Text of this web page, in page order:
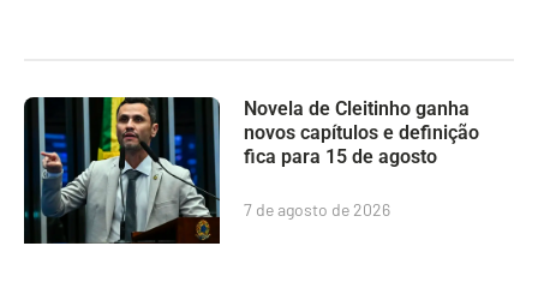
Novela de Cleitinho ganha
novos capítulos e definição
fica para 15 de agosto
7 de agosto de 2026